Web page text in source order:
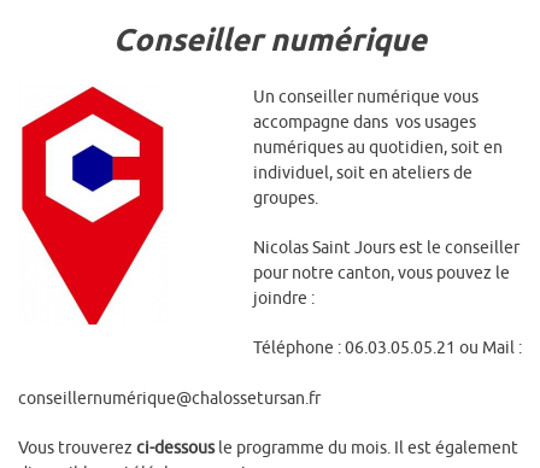
Conseiller numérique
Un conseiller numérique vous
accompagne dans vos usages
numériques au quotidien, soit en
individuel, soit en ateliers de
groupes.
Nicolas Saint Jours est le conseiller
pour notre canton, vous pouvez le
joindre :
Téléphone : 06.03.05.05.21 ou Mail :
conseillernumérique@chalossetursan.fr
Vous trouverez ci-dessousle programme du mois. Il est également